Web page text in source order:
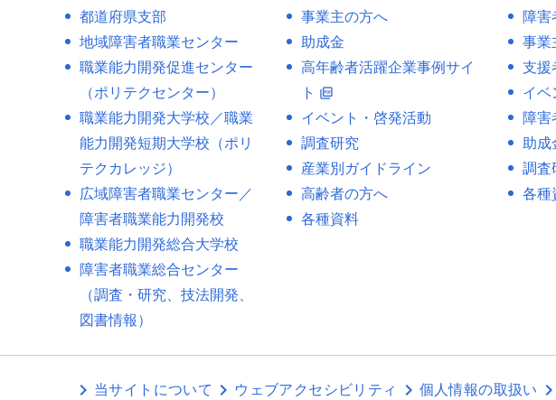
都道府県支部
地域障害者職業センター
職業能力開発促進センター
（ポリテクセンター）
職業能力開発大学校／職業
能力開発短期大学校（ポリ
テクカレッジ）
広域障害者職業センター／
障害者職業能力開発校
職業能力開発総合大学校
障害者職業総合センター
（調査・研究、技法開発、
図書情報）
事業主の方へ
助成金
高年齢者活躍企業事例サイ
ト picture_as_pdf
イベント・啓発活動
調査研究
産業別ガイドライン
高齢者の方へ
各種資料
障害
事業
支援
イベ
障害
助成
調査
各種
当サイトについて ウェブアクセシビリティ 個人情報の取扱い